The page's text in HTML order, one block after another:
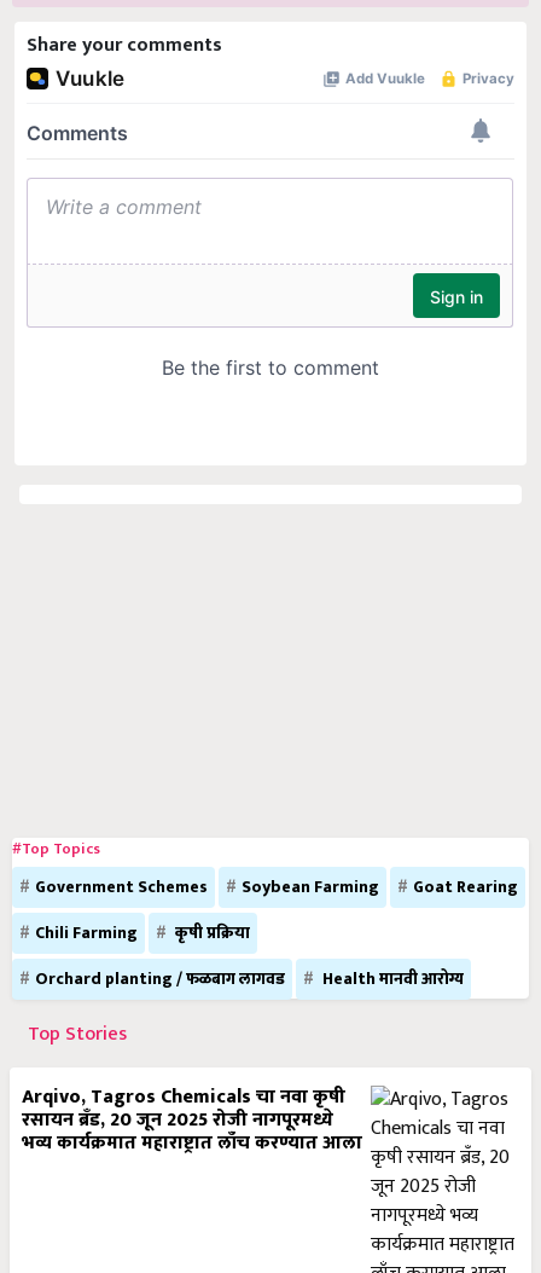
Share your comments
#Top Topics
Government Schemes Soybean Farming
Goat Rearing
Chili Farming
कृषी प्रक्रिया
Orchard planting / फळबाग लागवड
Health मानवी आरोग्य
Top Stories
Arqivo, Tagros Chemicals चा नवा कृषी
रसायन ब्रँड, 20 जून 2025 रोजी नागपूरमध्ये
भव्य कार्यक्रमात महाराष्ट्रात लाँच करण्यात आला